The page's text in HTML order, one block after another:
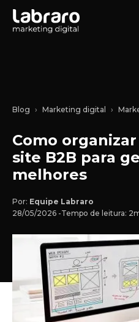
Blog Marketing digital
Como
site B2B para
melhores
Por: Equipe Labraro
28/05/2026 -Tempo de leitura: